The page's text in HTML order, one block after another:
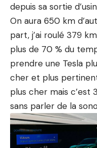
depuis sa sortie
On aura 650 km
part, j’ai roulé 379
plus de 70 % du
prendre une Tesla
cher et plus
plus cher mais c’est
sans parler de la